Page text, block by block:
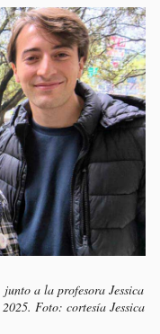
a la profesora Jessica
Foto: cortesía Jessica